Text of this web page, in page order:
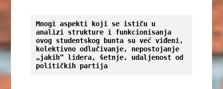
Mnogi aspekti koji se ističu u
analizi strukture i funkcionisanja
ovog studentskog bunta su već viđeni,
kolektivno odlučivanje, nepostojanje
„jakih“ lidera, šetnje, udaljenost od
političkih partija